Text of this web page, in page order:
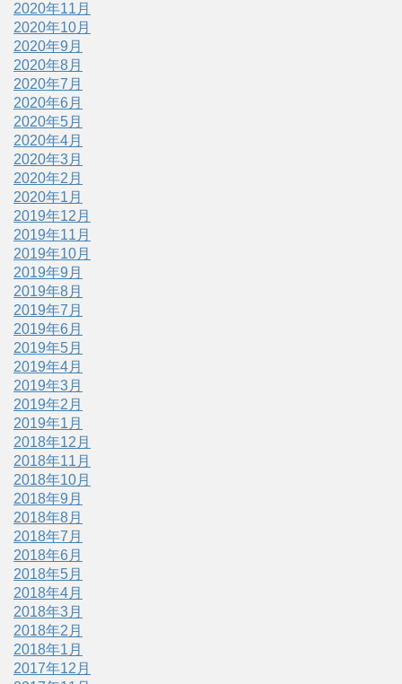
2020年11月
2020年10月
2020年9月
2020年8月
2020年7月
2020年6月
2020年5月
2020年4月
2020年3月
2020年2月
2020年1月
2019年12月
2019年11月
2019年10月
2019年9月
2019年8月
2019年7月
2019年6月
2019年5月
2019年4月
2019年3月
2019年2月
2019年1月
2018年12月
2018年11月
2018年10月
2018年9月
2018年8月
2018年7月
2018年6月
2018年5月
2018年4月
2018年3月
2018年2月
2018年1月
2017年12月